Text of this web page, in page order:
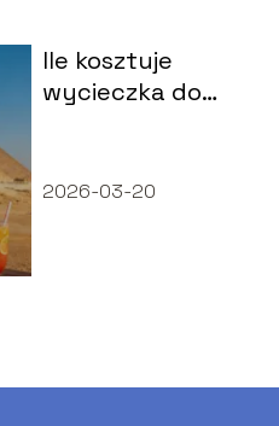
Ile kosztuje
wycieczka do
2026-03-20